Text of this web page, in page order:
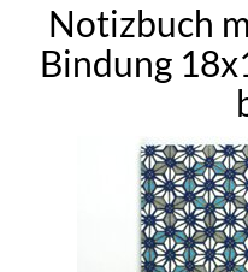
Notizbuch
Bindung